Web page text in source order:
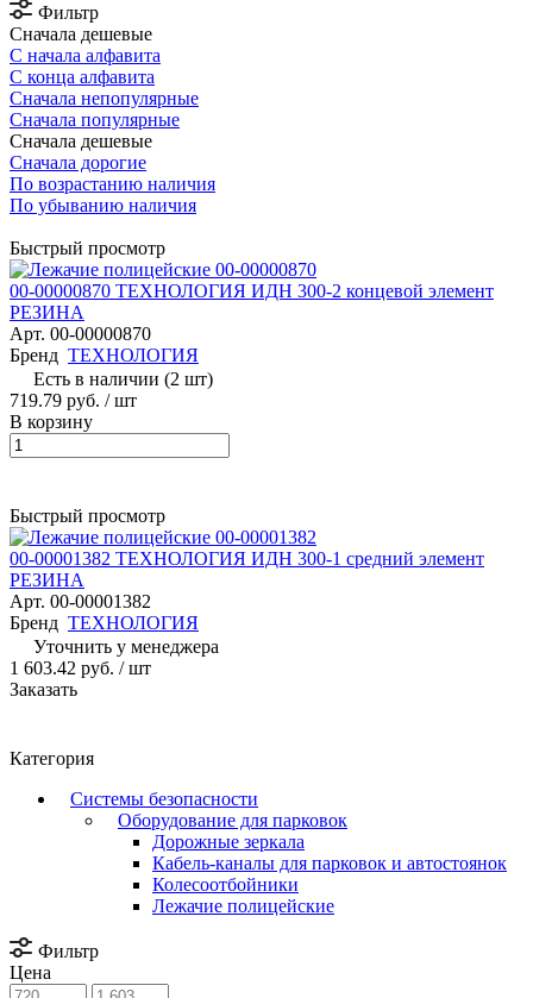
Фильтр
Сначала дешевые
С начала алфавита
С конца алфавита
Сначала непопулярные
Сначала популярные
Сначала дешевые
Сначала дорогие
По возрастанию наличия
По убыванию наличия
Быстрый просмотр
00-00000870 ТЕХНОЛОГИЯ ИДН 300-2 концевой элемент
РЕЗИНА
Арт. 00-00000870
Бренд ТЕХНОЛОГИЯ
Есть в наличии (2 шт)
719.79 руб. / шт
В корзину
Быстрый просмотр
00-00001382 ТЕХНОЛОГИЯ ИДН 300-1 средний элемент
РЕЗИНА
Арт. 00-00001382
Бренд ТЕХНОЛОГИЯ
Уточнить у менеджера
1 603.42 руб. / шт
Заказать
Категория
Системы безопасности
Оборудование для парковок
Дорожные зеркала
Кабель-каналы для парковок и автостоянок
Колесоотбойники
Лежачие полицейские
Фильтр
Цена